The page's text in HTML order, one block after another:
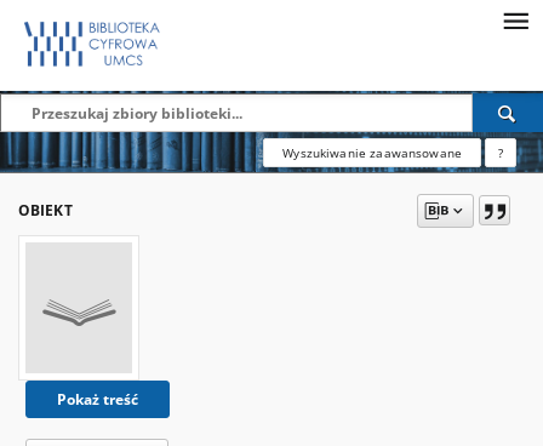
Wyszukiwanie zaawansowane ?
OBIEKT
Pokaż treść